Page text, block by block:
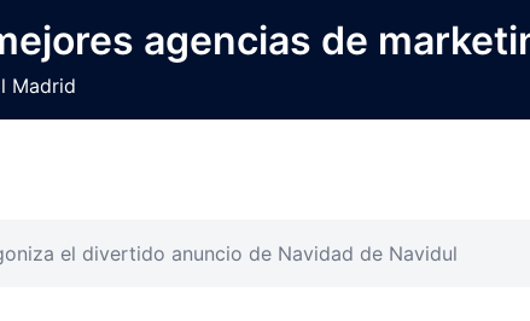
agencias de
Madrid
el divertido anuncio de Navidad de Navidul